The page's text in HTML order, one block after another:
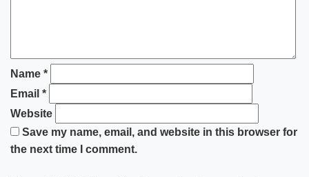
Name *
Email *
Website
Save my name, email, and website in this browser for
the next time I comment.